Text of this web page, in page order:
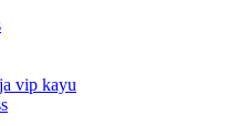
vip kayu